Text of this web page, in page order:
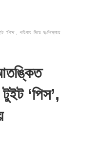
পরিবার নিয়ে দুঃশ্চিন্তায়
‘পিস’,